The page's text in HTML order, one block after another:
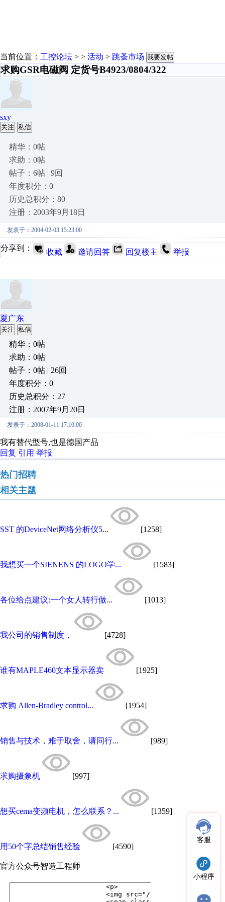
当前位置： 工控论坛 > > 活动 > 跳蚤市场 我要发帖
求购GSR电磁阀 定货号B4923/0804/322
sxy
关注 私信
精华：0帖
求助：0帖
帖子：6帖 | 9回
年度积分：0
历史总积分：80
注册：2003年9月18日
发表于：2004-02-03 15:23:00
分享到： 收藏 邀请回答 回复楼主 举报
夏广东
关注 私信
精华：0帖
求助：0帖
帖子：0帖 | 26回
年度积分：0
历史总积分：27
注册：2007年9月20日
发表于：2008-01-11 17:10:00
我有替代型号,也是德国产品
回复 引用 举报
热门招聘
相关主题
SST 的DeviceNet网络分析仪5... [1258]
我想买一个SIENENS 的LOGO学... [1583]
各位给点建议:一个女人转行做... [1013]
我公司的销售制度， [4728]
谁有MAPLE460文本显示器卖 [1925]
求购 Allen-Bradley control... [1954]
销售与技术，难于取舍，请同行... [989]
求购摄象机 [997]
想买cema变频电机，怎么联系？... [1359]
用50个字总结销售经验 [4590]
官方公众号智造工程师
客服
小程序